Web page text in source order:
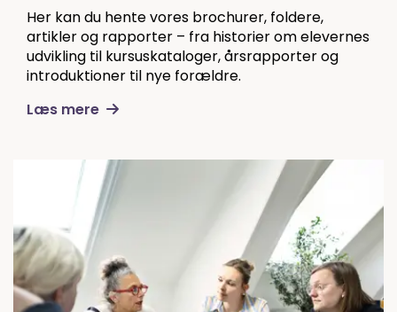
Her kan du hente vores brochurer, foldere,
artikler og rapporter – fra historier om elevernes
udvikling til kursuskataloger, årsrapporter og
introduktioner til nye forældre.
Læs mere